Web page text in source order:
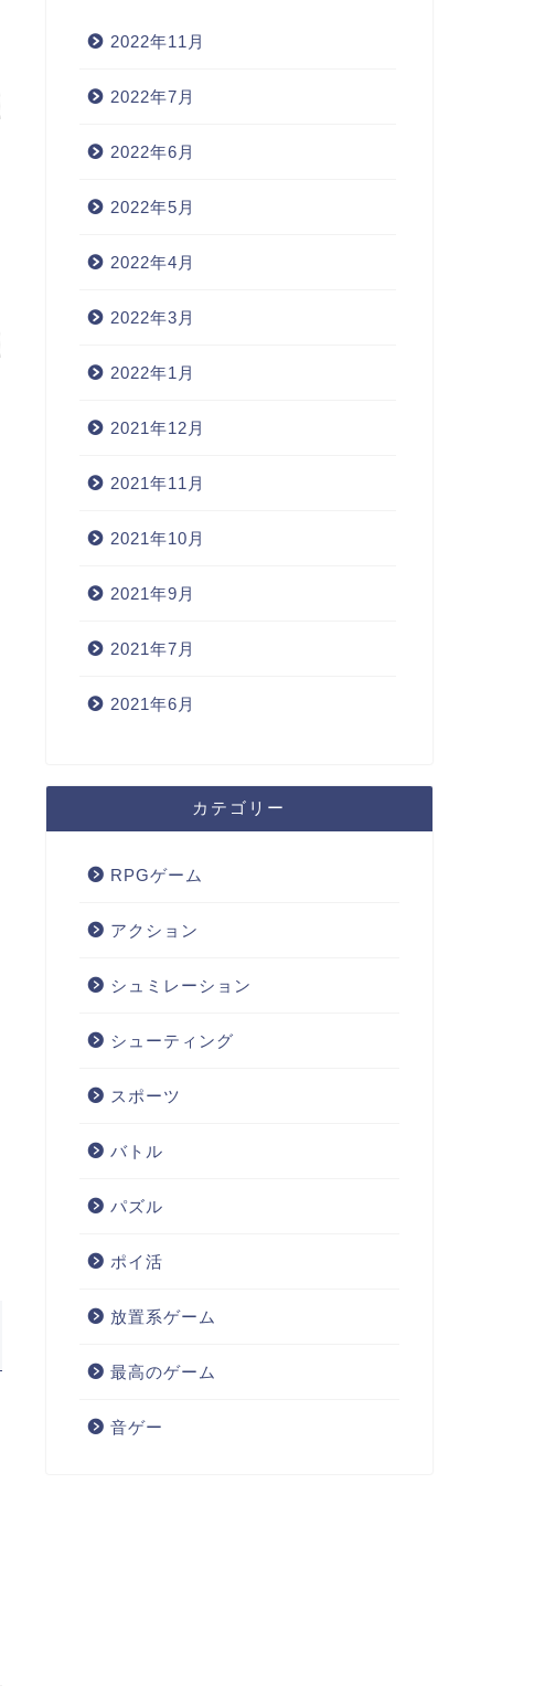
2022年11月
2022年7月
2022年6月
2022年5月
2022年4月
2022年3月
2022年1月
2021年12月
2021年11月
2021年10月
2021年9月
2021年7月
2021年6月
カテゴリー
RPGゲーム
アクション
シュミレーション
シューティング
スポーツ
バトル
パズル
ポイ活
放置系ゲーム
最高のゲーム
音ゲー